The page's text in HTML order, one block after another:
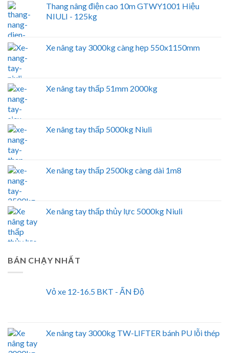
Thang nâng điện cao 10m GTWY1001 Hiệu
NIULI - 125kg
Xe nâng tay 3000kg càng hẹp 550x1150mm
Xe nâng tay thấp 51mm 2000kg
Xe nâng tay thấp 5000kg Niuli
Xe nâng tay thấp 2500kg càng dài 1m8
Xe nâng tay thấp thủy lực 5000kg Niuli
BÁN CHẠY NHẤT
Vỏ xe 12-16.5 BKT - ẤN Độ
Xe nâng tay 3000kg TW-LIFTER bánh PU lỗi thép